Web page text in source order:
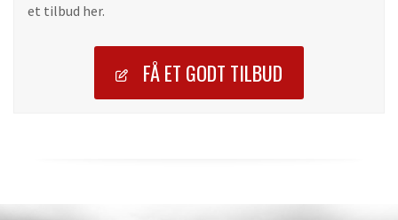
et tilbud her.
FÅ ET GODT TILBUD